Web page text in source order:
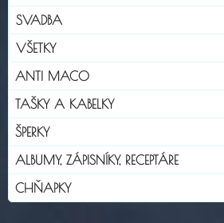
SVADBA
VŠETKY
ANTI MACO
TAŠKY A KABELKY
ŠPERKY
ALBUMY, ZÁPISNÍKY, RECEPTÁRE
CHŇAPKY